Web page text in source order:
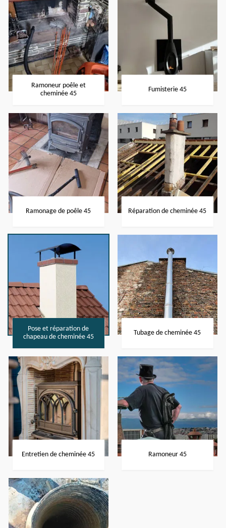
Ramoneur poêle et
cheminée 45
Fumisterie 45
Ramonage de poêle 45 Réparation de cheminée 45
Pose et réparation de
chapeau de cheminée 45
Tubage de cheminée 45
Entretien de cheminée 45 Ramoneur 45